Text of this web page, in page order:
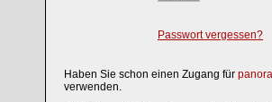
Passwort vergessen?
Haben Sie schon einen Zugang für
verwenden.